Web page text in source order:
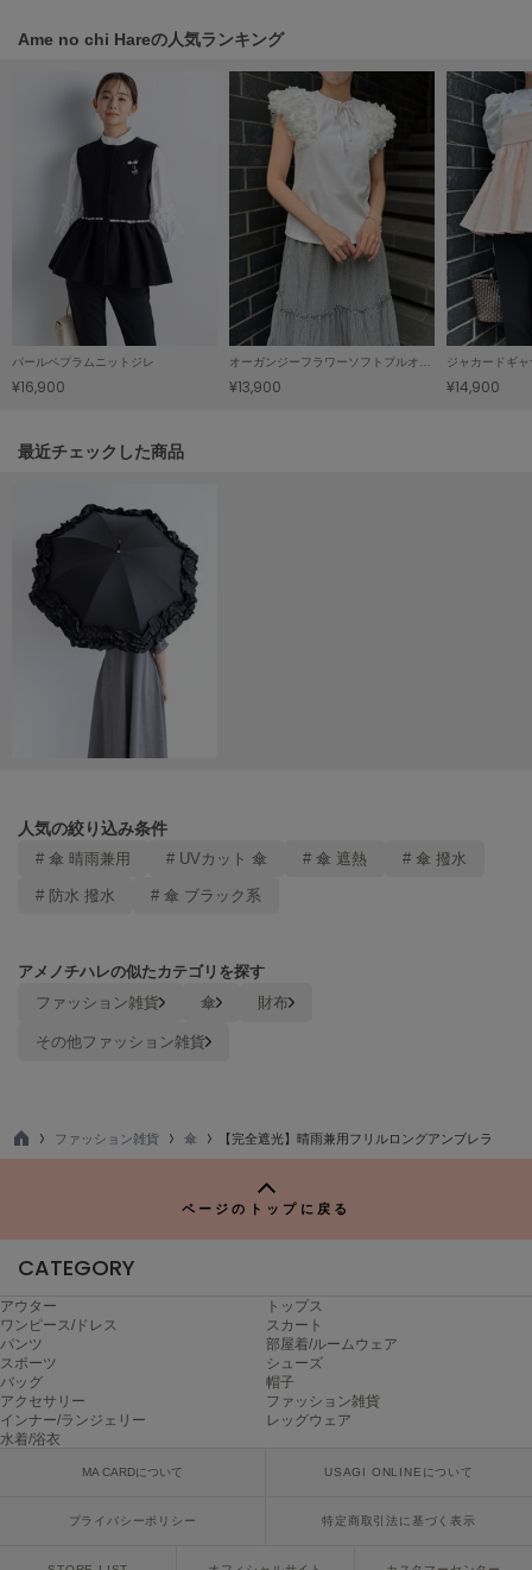
Onitsuka Tiger
オニツカ タイガー
PATRICK
Philly chocolate
poláura
ポローラ
PUMA
プーマ
サロモン
サンリオハウス
SHAKA
Snow Peak
スノーピーク
スナイデル ホーム
SOFER
ソフェル
SOMEWHERE BUTTER.
サムウェアバター
Ame no chi Hareの人気ランキング
パールペプラムニットジレ
¥16,900 ¥13,900
ジャカードギ
¥14,900
関連記事
最近チェックした商品
人気の絞り込み条件
# 傘 晴雨兼用 # UVカット 傘 # 傘 遮熱 # 傘 撥水
# 防水 撥水 # 傘 ブラック系
アメノチハレの似たカテゴリを探す
ファッション雑貨 傘
財布
その他ファッション雑貨
TO
ファッション雑貨 傘 【完全遮光】晴雨兼用フリルロングアンブレラ
ページのトップに戻る
CATEGORY
アウター
トップス
ワンピース/ドレス
スカート
パンツ
部屋着/ルームウェア
スポーツ
シューズ
バッグ
帽子
アクセサリー
ファッション雑貨
インナー/ランジェリー
レッグウェア
水着/浴衣
MA CARDについて USAGI ONLINEについて
プライバシーポリシー 特定商取引法に基づく表示